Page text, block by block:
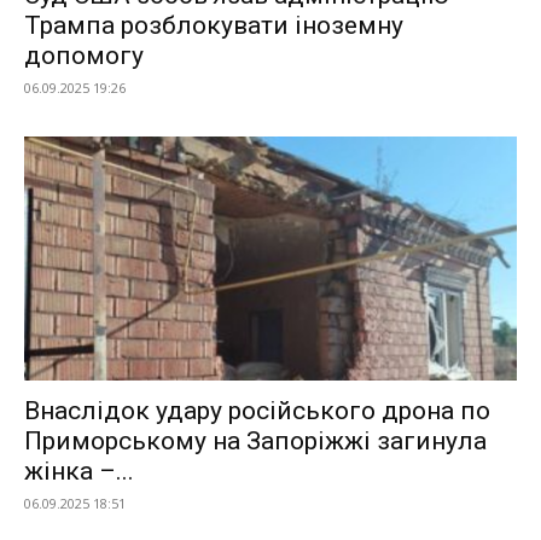
Трампа розблокувати іноземну
допомогу
06.09.2025 19:26
Внаслідок удару російського дрона по
Приморському на Запоріжжі загинула
жінка –...
06.09.2025 18:51